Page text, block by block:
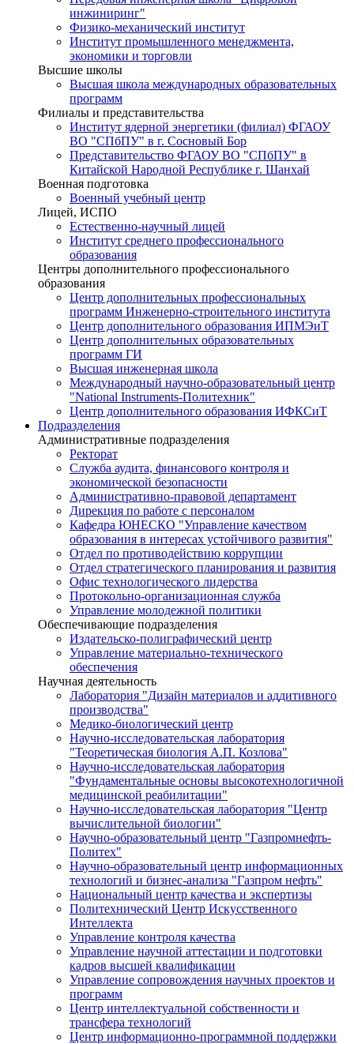
инжиниринг"
Физико-механический институт
Институт промышленного менеджмента,
экономики и торговли
Высшие школы
Высшая школа международных образовательных
программ
Филиалы и представительства
Институт ядерной энергетики (филиал) ФГАОУ
ВО "СПбПУ" в г. Сосновый Бор
Представительство ФГАОУ ВО "СПбПУ" в
Китайской Народной Республике г. Шанхай
Военная подготовка
Военный учебный центр
Лицей, ИСПО
Естественно-научный лицей
Институт среднего профессионального
образования
Центры дополнительного профессионального
образования
Центр дополнительных профессиональных
программ Инженерно-строительного института
Центр дополнительного образования ИПМЭиТ
Центр дополнительных образовательных
программ ГИ
Высшая инженерная школа
Международный научно-образовательный центр
"National Instruments-Политехник"
Центр дополнительного образования ИФКСиТ
Подразделения
Административные подразделения
Ректорат
Служба аудита, финансового контроля и
экономической безопасности
Административно-правовой департамент
Дирекция по работе с персоналом
Кафедра ЮНЕСКО "Управление качеством
образования в интересах устойчивого развития"
Отдел по противодействию коррупции
Отдел стратегического планирования и развития
Офис технологического лидерства
Протокольно-организационная служба
Управление молодежной политики
Обеспечивающие подразделения
Издательско-полиграфический центр
Управление материально-технического
обеспечения
Научная деятельность
Лаборатория "Дизайн материалов и аддитивного
производства"
Медико-биологический центр
Научно-исследовательская лаборатория
"Теоретическая биология А.П. Козлова"
Научно-исследовательская лаборатория
"Фундаментальные основы высокотехнологичной
медицинской реабилитации"
Научно-исследовательская лаборатория "Центр
вычислительной биологии"
Научно-образовательный центр "Газпромнефть-
Политех"
Научно-образовательный центр информационных
технологий и бизнес-анализа "Газпром нефть"
Национальный центр качества и экспертизы
Политехнический Центр Искусственного
Интеллекта
Управление контроля качества
Управление научной аттестации и подготовки
кадров высшей квалификации
Управление сопровождения научных проектов и
программ
Центр интеллектуальной собственности и
трансфера технологий
Центр информационно-программной поддержки